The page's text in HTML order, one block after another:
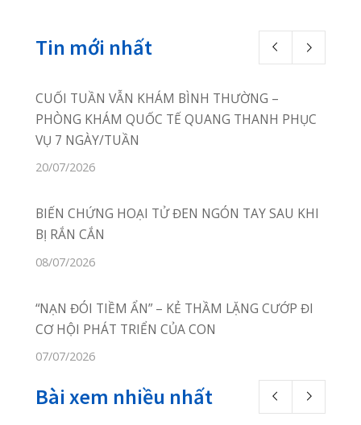
Photostream
Phòng Khám Quang Thanh
huyện An Lão, TP Hải Phòng
Online Booking:
phongkhamquang
thanh.hih@gmail.com
facebook.com/quangthanh